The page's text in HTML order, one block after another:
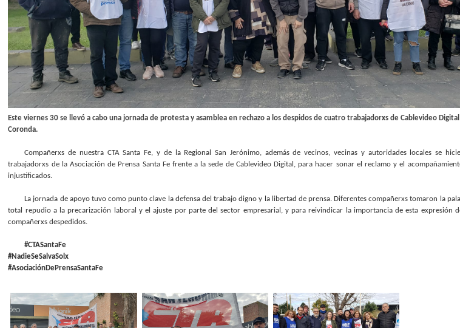
Este viernes 30 se llevó a cabo una jornada de protesta y asamblea en rechazo a los despidos de cuatro trabajadorxs de Cablevideo
Coronda.
Compañerxs de nuestra CTA Santa Fe, y de la Regional San Jerónimo, además de vecinos, vecinas y autoridades locales se
trabajadorxs de la Asociación de Prensa Santa Fe frente a la sede de Cablevideo Digital, para hacer sonar el reclamo y el
injustificados.
La jornada de apoyo tuvo como punto clave la defensa del trabajo digno y la libertad de prensa. Diferentes compañerxs tomaron la
total repudio a la precarización laboral y el ajuste por parte del sector empresarial, y para reivindicar la importancia de esta expresión
compañerxs despedidos.
#CTASantaFe
#NadieSeSalvaSolx
#AsociaciónDePrensaSantaFe